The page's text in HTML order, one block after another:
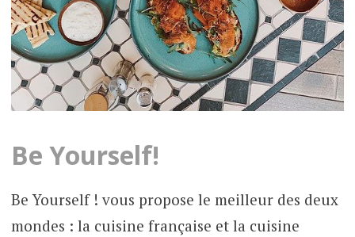
Be Yourself!
Be Yourself ! vous propose le meilleur des deux
mondes : la cuisine française et la cuisine